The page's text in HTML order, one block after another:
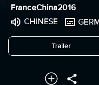
FranceChina2016
CHINESE
Trailerundefined